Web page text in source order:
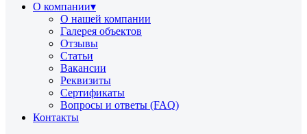
О компании▾
О нашей компании
Галерея объектов
Отзывы
Статьи
Вакансии
Реквизиты
Сертификаты
Вопросы и ответы (FAQ)
Контакты